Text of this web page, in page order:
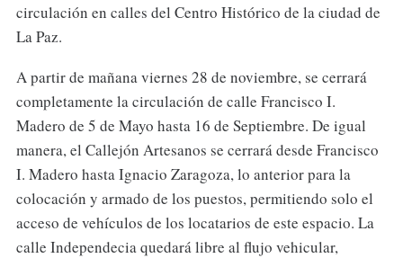
circulación en calles del Centro Histórico de la ciudad de
La Paz.
A partir de mañana viernes 28 de noviembre, se cerrará
completamente la circulación de calle Francisco I.
Madero de 5 de Mayo hasta 16 de Septiembre. De igual
manera, el Callejón Artesanos se cerrará desde Francisco
I. Madero hasta Ignacio Zaragoza, lo anterior para la
colocación y armado de los puestos, permitiendo solo el
acceso de vehículos de los locatarios de este espacio. La
calle Independecia quedará libre al flujo vehicular,